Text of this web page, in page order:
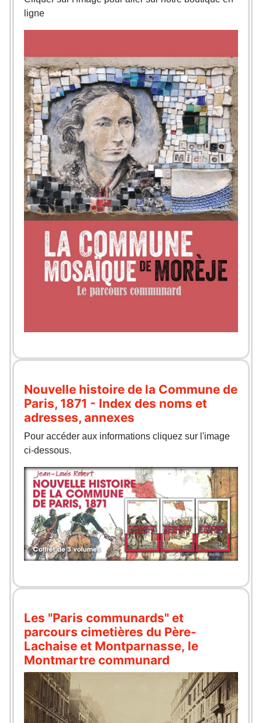
ligne
Nouvelle histoire de la Commune de
Paris, 1871 - Index des noms et
adresses, annexes
Pour accéder aux informations cliquez sur l'image
ci-dessous.
Les "Paris communards" et
parcours cimetières du Père-
Lachaise et Montparnasse, le
Montmartre communard